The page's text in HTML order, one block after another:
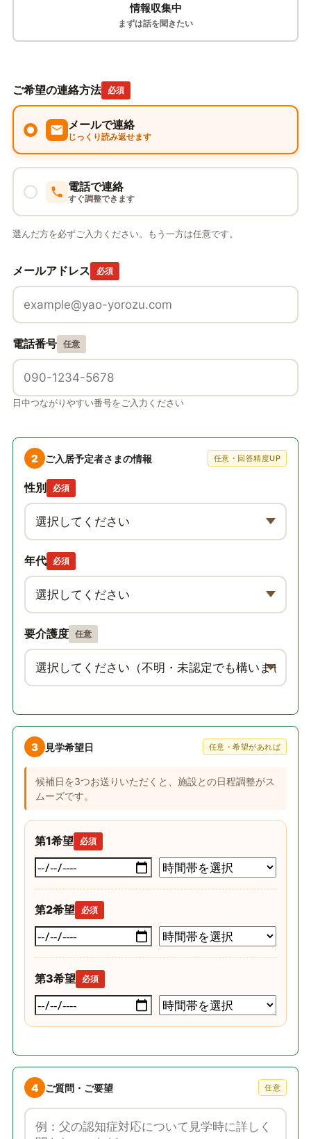
情報収集中
まずは話を聞きたい
ご希望の連絡方法 必須
メールで連絡
じっくり読み返せます
電話で連絡
すぐ調整できます
選んだ方を必ずご入力ください。もう一方は任意です。
メールアドレス 必須
電話番号 任意
日中つながりやすい番号をご入力ください
2 ご入居予定者さまの情報 任意・回答精度UP
性別 必須
年代 必須
要介護度 任意
3 見学希望日 任意・希望があれば
候補日を3つお送りいただくと、施設との日程調整がス
ムーズです。
第1希望 必須
第2希望 必須
第3希望 必須
4 ご質問・ご要望 任意
ご質問・ご要望